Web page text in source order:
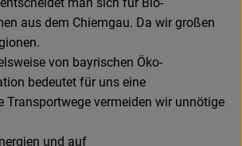
aus dem Chiemgau. Da wir großen
von bayrischen Öko-
bedeutet für uns eine
vermeiden wir unnötige
und auf